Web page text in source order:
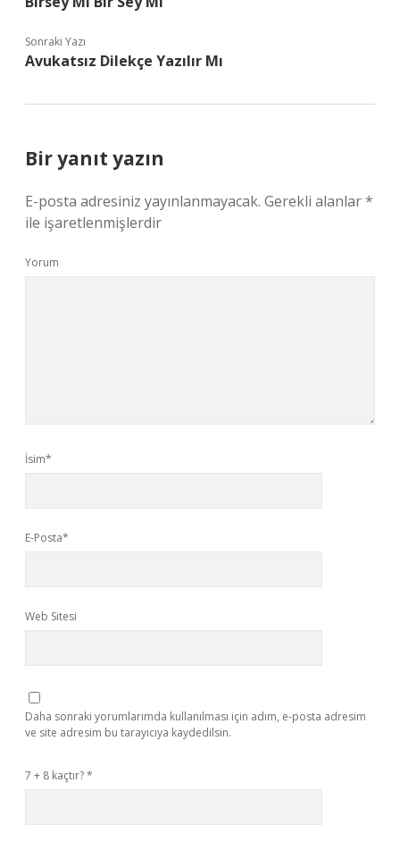
Sonraki Yazı
Avukatsız Dilekçe Yazılır Mı
Bir yanıt yazın
E-posta adresiniz yayınlanmayacak. Gerekli alanlar*
ile işaretlenmişlerdir
Yorum
İsim*
E-Posta*
Web Sitesi
Daha sonraki yorumlarımda kullanılması için adım, e-posta adresim
ve site adresim bu tarayıcıya kaydedilsin.
7 + 8 kaçtır?*